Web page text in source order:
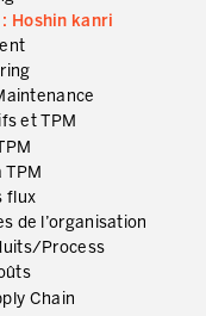
Hoshin kanri
et TPM
TPM
flux
de l’organisation
Process
Chain